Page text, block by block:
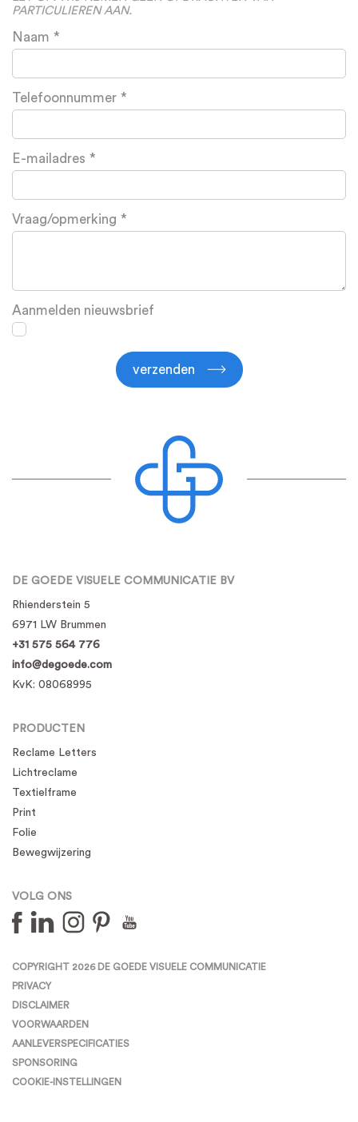
PARTICULIEREN AAN.
Naam
Telefoonnummer
E-mailadres
Vraag/opmerking
Aanmelden nieuwsbrief
verzenden
DE GOEDE VISUELE COMMUNICATIE BV
Rhienderstein 5
6971 LW Brummen
+31 575 564 776
info@degoede.com
KvK: 08068995
PRODUCTEN
Reclame Letters
Lichtreclame
Textielframe
Print
Folie
Bewegwijzering
VOLG ONS
COPYRIGHT 2026 DE GOEDE VISUELE COMMUNICATIE
PRIVACY
DISCLAIMER
VOORWAARDEN
AANLEVERSPECIFICATIES
SPONSORING
COOKIE-INSTELLINGEN